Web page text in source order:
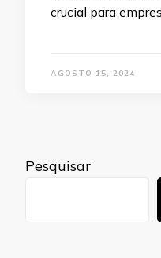
crucial para
AGOSTO 15, 2024
Pesquisar